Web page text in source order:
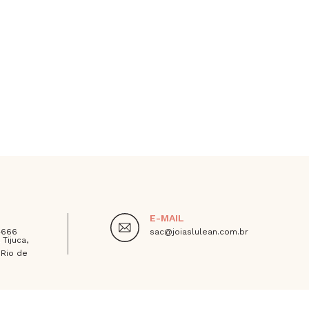
Tijuca,
de
E-MAIL
sac@joiaslulean.com.br